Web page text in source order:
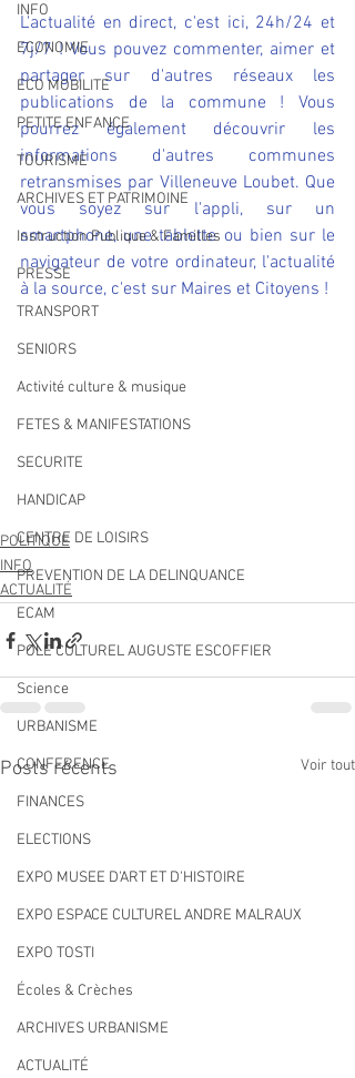
INFO
ECONOMIE
ECO MOBILITE
PETITE ENFANCE
TOURISME
ARCHIVES ET PATRIMOINE
Instruction Publique & Familles
PRESSE
TRANSPORT
SENIORS
Activité culture & musique
FETES & MANIFESTATIONS
SECURITE
HANDICAP
CENTRE DE LOISIRS
PREVENTION DE LA DELINQUANCE
ECAM
POLE CULTUREL AUGUSTE ESCOFFIER
Science
URBANISME
CONFERENCE
FINANCES
ELECTIONS
EXPO MUSEE D'ART ET D'HISTOIRE
EXPO ESPACE CULTUREL ANDRE MALRAUX
EXPO TOSTI
Écoles & Crèches
ARCHIVES URBANISME
ACTUALITÉ
L'actualité en direct, c'est ici, 24h/24 et
7j/7 ! Vous pouvez commenter, aimer et
partager sur d'autres réseaux les
publications de la commune ! Vous
pourrez également découvrir les
informations d'autres communes
retransmises par Villeneuve Loubet. Que
vous soyez sur l'appli, sur un
smartphone, une tablette ou bien sur le
navigateur de votre ordinateur, l'actualité
à la source, c'est sur Maires et Citoyens !
POLITIQUE
INFO
ACTUALITÉ
Posts récents Voir tout